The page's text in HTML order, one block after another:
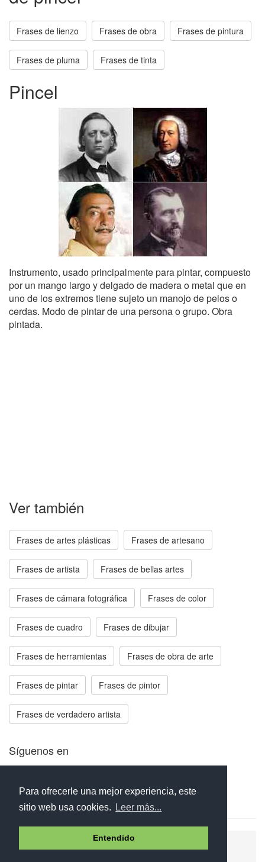
Para ofrecerle una mejor experiencia, este
sitio web usa cookies.
Leer más...
Entendido
Frases de lienzo Frases de obra Frases de pintura
Frases de pluma Frases de tinta
Pincel
Instrumento, usado principalmente para pintar, compuesto
por un mango largo y delgado de madera o metal que en
uno de los extremos tiene sujeto un manojo de pelos o
cerdas. Modo de pintar de una persona o grupo. Obra
pintada.
Ver también
Frases de artes plásticas Frases de artesano
Frases de artista Frases de bellas artes
Frases de cámara fotográfica Frases de color
Frases de cuadro Frases de dibujar
Frases de herramientas Frases de obra de arte
Frases de pintar Frases de pintor
Frases de verdadero artista
Síguenos en
Aviso legal